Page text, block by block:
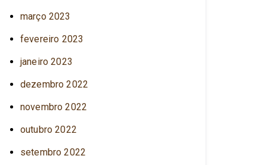
março 2023
fevereiro 2023
janeiro 2023
dezembro 2022
novembro 2022
outubro 2022
setembro 2022